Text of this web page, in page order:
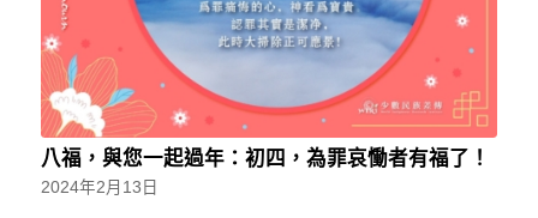
八福，與您一起過年：初四，為罪哀慟者有福了！
2024年2月13日